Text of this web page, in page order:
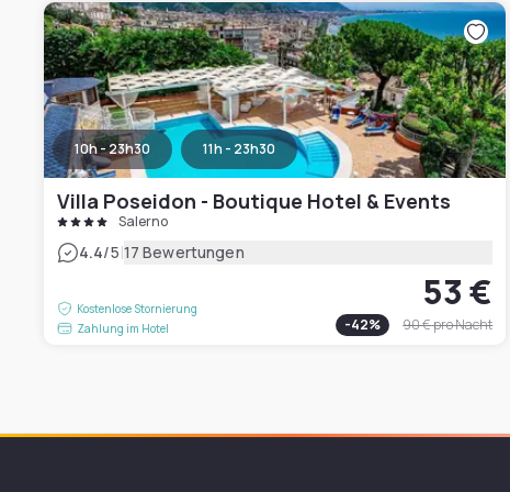
10h - 23h30 11h - 23h30
Villa Poseidon - Boutique Hotel & Events
Salerno
4.4/5|17 Bewertungen
Kostenlose Stornierung
Zahlung im Hotel
53 €
-42% 90 €pro Nacht